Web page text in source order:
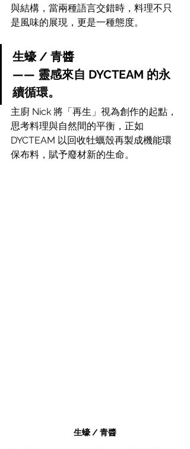
與結構，當兩種語言交錯時，料理不只
是風味的展現，更是一種態度。
生蠔 / 青醬
—— 靈感來自 DYCTEAM 的永
續循環。
主廚 Nick 將「再生」視為創作的起點，
思考料理與自然間的平衡，正如
DYCTEAM 以回收牡蠣殼再製成機能環
保布料，賦予廢材新的生命。
生蠔 / 青醬